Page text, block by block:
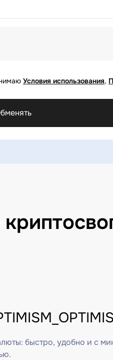
Условия использования,
быстро, удобно и с